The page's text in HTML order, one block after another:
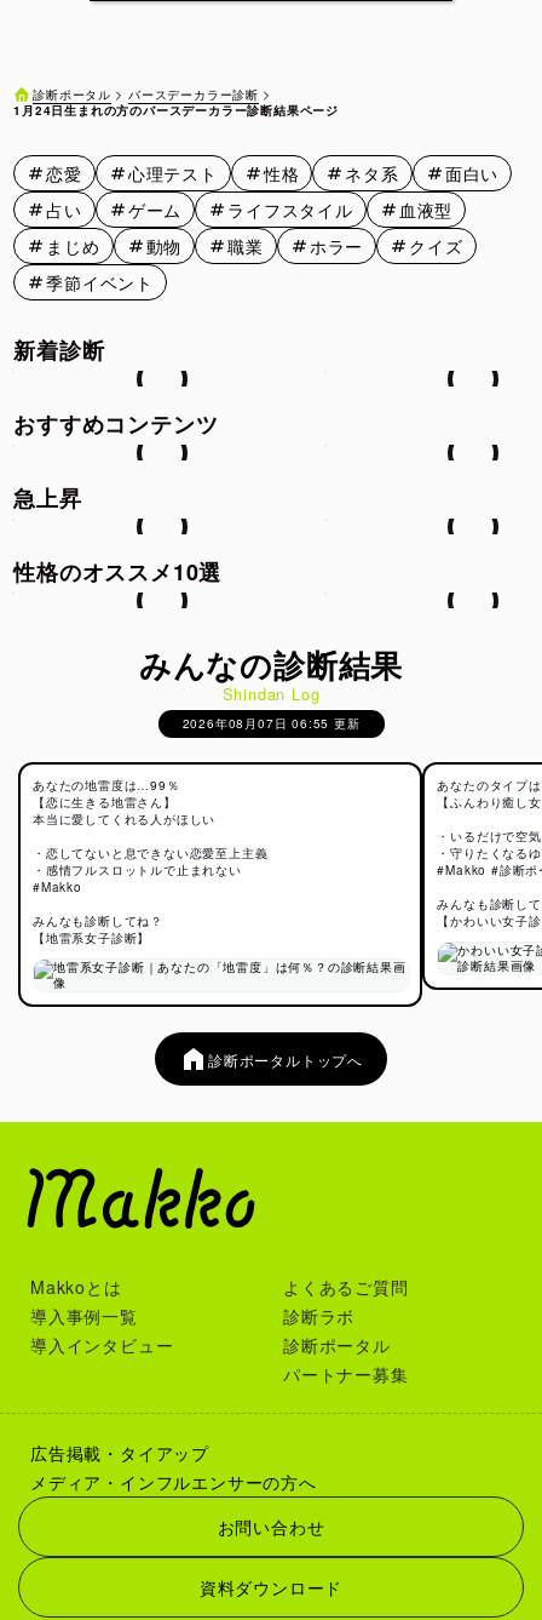
1月26日 1月27日 1月28日 1月29日 1月30日
1月31日
診断ポータル
バースデーカラー診断
1月24日生まれの方のバースデーカラー診断結果ページ
恋愛 心理テスト 性格 ネタ系
面白い
占い
ゲーム ライフスタイル
血液型
まじめ
動物 職業 ホラー
クイズ
季節イベント
新着診断
おすすめコンテンツ
急上昇
性格のオススメ10選
みんなの診断結果
Shindan Log
2026年08月07日 06:55 更新
あなたの地雷度は…99％
【恋に生きる地雷さん】
本当に愛してくれる人がほしい
・恋してないと息できない恋愛至上主義
・感情フルスロットルで止まれない
#Makko
みんなも診断してね？
【地雷系女子診断】
あなたのタイプ
【ふんわり癒し
・いるだけで空
・守りたくなる
#Makko #診断ポ
みんなも診断し
【かわいい女子
診断ポータルトップへ
Makkoとは
導入事例一覧
導入インタビュー
よくあるご質問
診断ラボ
診断ポータル
パートナー募集
広告掲載・タイアップ
メディア・インフルエンサーの方へ
お問い合わせ
資料ダウンロード